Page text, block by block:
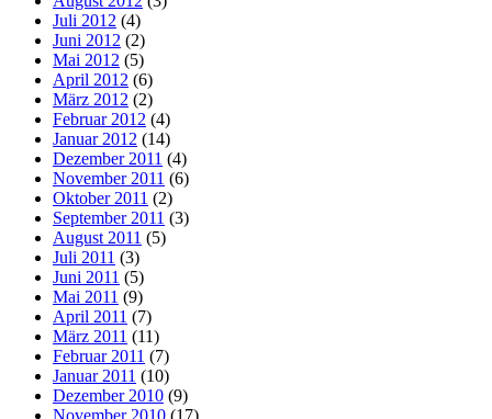
Juli 2012 (4)
Juni 2012 (2)
Mai 2012 (5)
April 2012 (6)
März 2012 (2)
Februar 2012 (4)
Januar 2012 (14)
Dezember 2011 (4)
November 2011 (6)
Oktober 2011 (2)
September 2011 (3)
August 2011 (5)
Juli 2011 (3)
Juni 2011 (5)
Mai 2011 (9)
April 2011 (7)
März 2011 (11)
Februar 2011 (7)
Januar 2011 (10)
Dezember 2010 (9)